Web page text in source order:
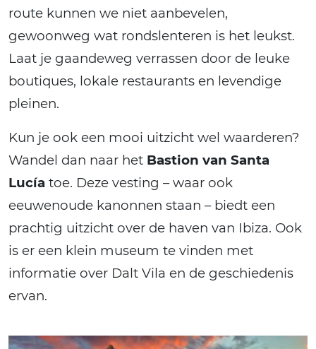
route kunnen we niet aanbevelen,
gewoonweg wat rondslenteren is het leukst.
Laat je gaandeweg verrassen door de leuke
boutiques, lokale restaurants en levendige
pleinen.
Kun je ook een mooi uitzicht wel waarderen?
Wandel dan naar het Bastion van Santa
Lucía toe. Deze vesting – waar ook
eeuwenoude kanonnen staan – biedt een
prachtig uitzicht over de haven van Ibiza. Ook
is er een klein museum te vinden met
informatie over Dalt Vila en de geschiedenis
ervan.